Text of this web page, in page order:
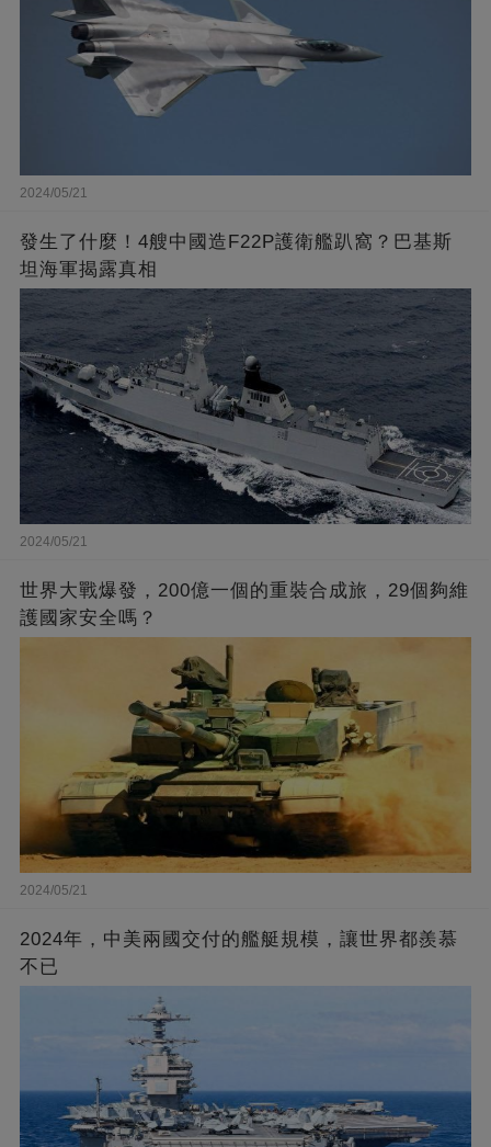
2024/05/21
發生了什麼！4艘中國造F22P護衛艦趴窩？巴基斯
坦海軍揭露真相
2024/05/21
世界大戰爆發，200億一個的重裝合成旅，29個夠維
護國家安全嗎？
2024/05/21
2024年，中美兩國交付的艦艇規模，讓世界都羨慕
不已